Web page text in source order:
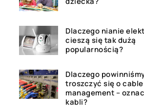
Dlaczego nianie
cieszą się tak dużą
popularnością?
Dlaczego
troszczyć się o cable
management –
kabli?